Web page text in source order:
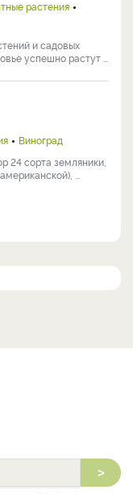
растения
и садовых
успешно растут ...
Виноград
24 сорта земляники,
...
>